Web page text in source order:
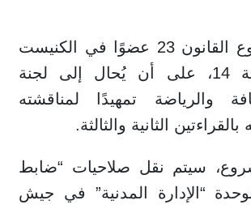
وقد أيد مشروع القانون 23 عضوًا في الكنيست
مقابل معارضة 14، على أن يُحال إلى لجنة
والرياضة تمهيدًا لمناقشته
الثانية والثالثة.
سيتم نقل صلاحيات “ضابط
لوحدة “الإدارة المدنية” في جيش